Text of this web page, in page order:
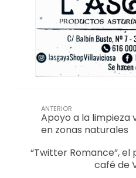
ANTERIOR
Apoyo a la limpieza
en zonas naturales
“Twitter Romance”, el
café de